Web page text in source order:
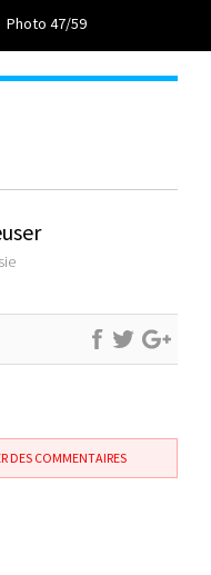
Photo 47/59
DES COMMENTAIRES